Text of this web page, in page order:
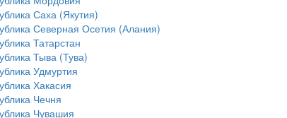
Саха (Якутия)
Северная Осетия (Алания)
Татарстан
Тыва (Тува)
Удмуртия
Хакасия
Чечня
Чувашия